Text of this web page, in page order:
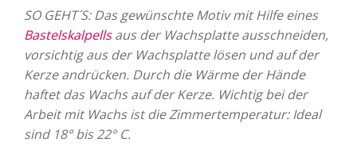
SO GEHT´S: Das gewünschte Motiv mit Hilfe eines
Bastelskalpellsaus der Wachsplatte ausschneiden,
vorsichtig aus der Wachsplatte lösen und auf der
Kerze andrücken. Durch die Wärme der Hände
haftet das Wachs auf der Kerze. Wichtig bei der
Arbeit mit Wachs ist die Zimmertemperatur: Ideal
sind 18° bis 22° C.